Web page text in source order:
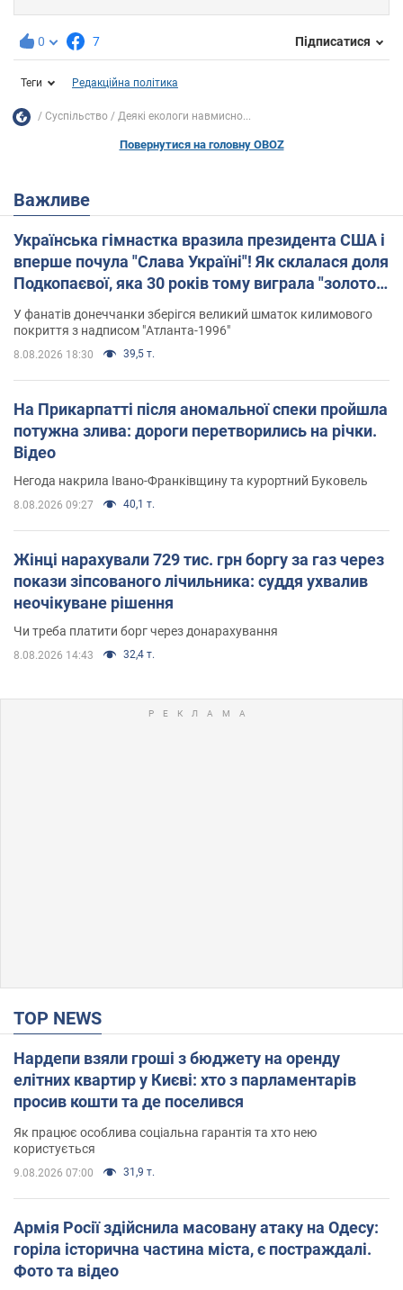
0 7 Підписатися
Теги Редакційна політика
Суспільство Деякі екологи навмисно...
Повернутися на головну OBOZ
Важливе
Українська гімнастка вразила президента США і
вперше почула "Слава Україні"! Як склалася доля
Подкопаєвої, яка 30 років тому виграла "золото"
Олімпіади
У фанатів донеччанки зберігся великий шматок килимового
покриття з надписом "Атланта-1996"
8.08.2026 18:30 39,5 т.
На Прикарпатті після аномальної спеки пройшла
потужна злива: дороги перетворились на річки.
Відео
Негода накрила Івано-Франківщину та курортний Буковель
8.08.2026 09:27 40,1 т.
Жінці нарахували 729 тис. грн боргу за газ через
покази зіпсованого лічильника: суддя ухвалив
неочікуване рішення
Чи треба платити борг через донарахування
8.08.2026 14:43 32,4 т.
TOP NEWS
Нардепи взяли гроші з бюджету на оренду
елітних квартир у Києві: хто з парламентарів
просив кошти та де поселився
Як працює особлива соціальна гарантія та хто нею
користується
9.08.2026 07:00 31,9 т.
Армія Росії здійснила масовану атаку на Одесу:
горіла історична частина міста, є постраждалі.
Фото та відео